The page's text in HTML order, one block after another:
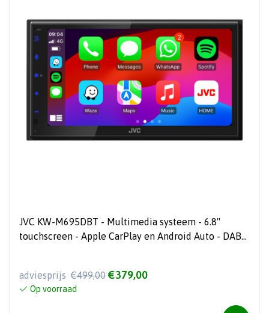
JVC KW-M695DBT - Multimedia systeem - 6.8"
touchscreen - Apple CarPlay en Android Auto - DAB+
adviesprijs €499,00 €379,00
Op voorraad